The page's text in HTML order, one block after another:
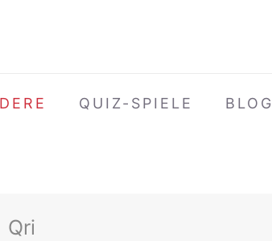
QUIZ-SPIELE BLOG
Qri